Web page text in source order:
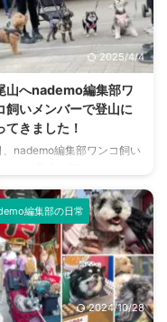
2025/4/4
山へnademo編集部ワ
飼いメンバーで登山に
てきました！
、nademo編集部ワンコ飼い
登ったのは観光客からの登
も多く、令和2年に日本遺産
定された東京都八王子市にあ
高尾山」。 私以外のメンバ
登山経験者でしたが、ワンコ
くのは初めてとのこと。 高
や、山を駆け登るワンコたち
日をレポートします！ 東京
編集部の日常
2024/10/28